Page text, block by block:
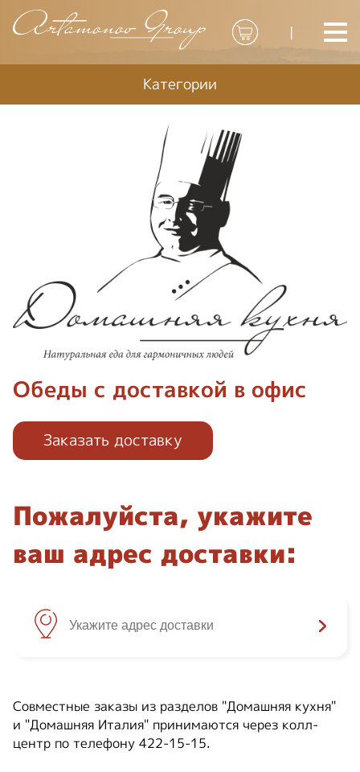
|
Категории
Обеды с доставкой в офис
Заказать доставку
Пожалуйста, укажите
ваш адрес доставки:
Совместные заказы из разделов "Домашняя кухня"
и "Домашняя Италия" принимаются через колл-
центр по телефону 422-15-15.